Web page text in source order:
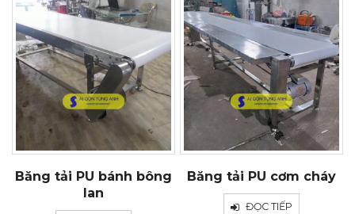
Băng tải PU bánh bông
lan
Băng tải PU cơm cháy
ĐỌC TIẾP